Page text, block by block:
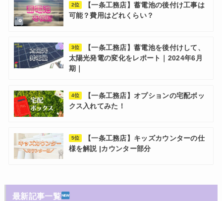
2位
【一条工務店】蓄電池の後付け工事は
可能？費用はどれくらい？
3位
【一条工務店】蓄電池を後付けして、
太陽光発電の変化をレポート｜2024年6月
期｜
4位
【一条工務店】オプションの宅配ボッ
クス入れてみた！
5位
【一条工務店】キッズカウンターの仕
様を解説 |カウンター部分
最新記事一覧